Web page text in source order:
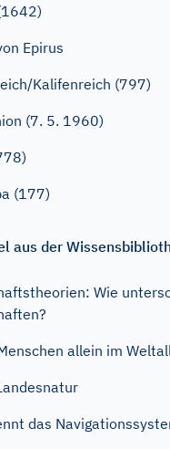
Epirus
Kalifenreich (797)
(7. 5. 1960)
(177)
aus der
Wie
allein im
das